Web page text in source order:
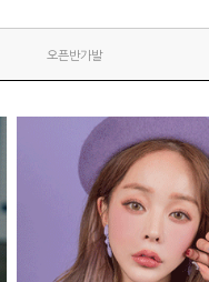
오픈반가발